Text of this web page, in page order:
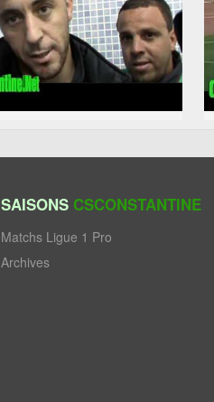
SAISONS CSCONSTANTINE
Matchs Ligue 1 Pro
Archives